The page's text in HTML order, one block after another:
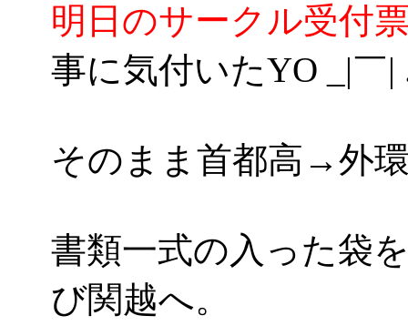
明日のサークル受付
事に気付いたYO _|￣|
そのまま首都高→外
書類一式の入った袋
び関越へ。